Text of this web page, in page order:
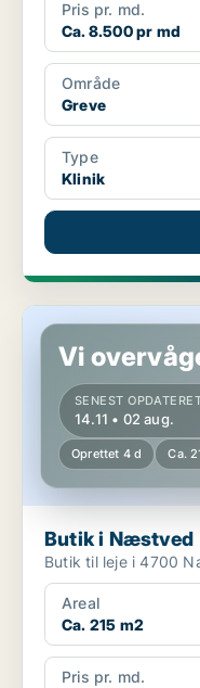
Pris pr. md.
Ca. 8.500 pr md
Område
Greve
Type
Klinik
Butik i Næstved
Vi
SENEST
14.11 • 02 aug.
Oprettet 4 d Ca.
Butik i Næstved
Butik til leje i 4700
Areal
Ca. 215 m2
Pris pr. md.